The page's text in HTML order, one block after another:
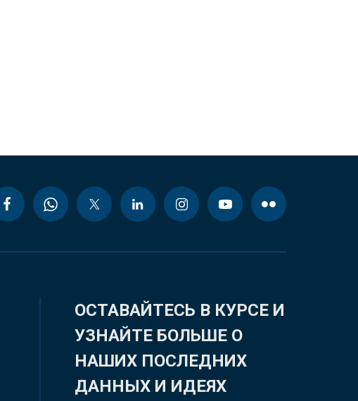
ОСТАВАЙТЕСЬ В КУРСЕ И
УЗНАЙТЕ БОЛЬШЕ О
НАШИХ ПОСЛЕДНИХ
ДАННЫХ И ИДЕЯХ